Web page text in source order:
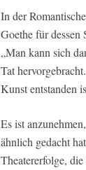
In der
Goethe für dessen
„Man kann sich
Tat
Kunst entstanden
Es ist
ähnlich gedacht
Theatererfolge,